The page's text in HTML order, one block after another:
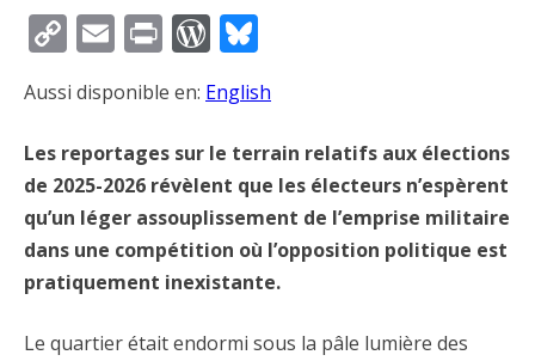
Copy
Link
EmailPrintWordPress
Aussi disponible en: English
Les reportages sur le terrain relatifs aux élections
de 2025-2026 révèlent que les électeurs n’espèrent
qu’un léger assouplissement de l’emprise militaire
dans une compétition où l’opposition politique est
pratiquement inexistante.
Le quartier était endormi sous la pâle lumière des